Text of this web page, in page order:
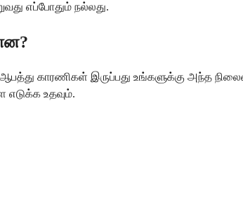
எப்போதும் நல்லது.
காரணிகள் இருப்பது உங்களுக்கு அந்த
எடுக்க உதவும்.